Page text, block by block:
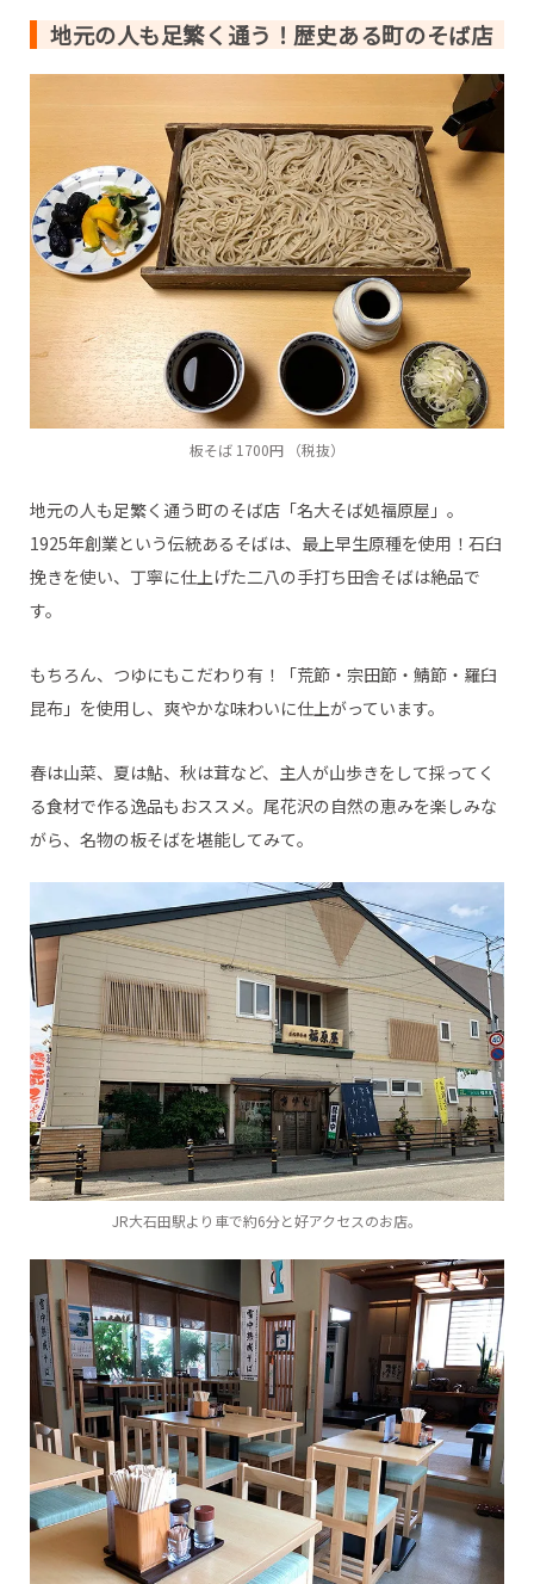
地元の人も足繁く通う！歴史ある町のそば店
板そば 1700円 （税抜）
地元の人も足繁く通う町のそば店「名大そば処福原屋」。
1925年創業という伝統あるそばは、最上早生原種を使用！石臼
挽きを使い、丁寧に仕上げた二八の手打ち田舎そばは絶品で
す。
もちろん、つゆにもこだわり有！「荒節・宗田節・鯖節・羅臼
昆布」を使用し、爽やかな味わいに仕上がっています。
春は山菜、夏は鮎、秋は茸など、主人が山歩きをして採ってく
る食材で作る逸品もおススメ。尾花沢の自然の恵みを楽しみな
がら、名物の板そばを堪能してみて。
JR大石田駅より車で約6分と好アクセスのお店。